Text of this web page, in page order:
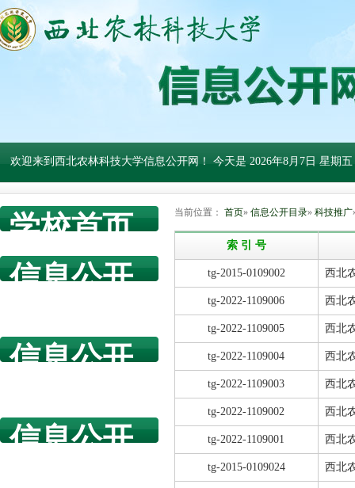
欢迎来到西北农林科技大学信息公开网！ 今天是 2026年8月7日 星期五
学校首页
信息公开
信息公开
信息公开
当前位置： 首页» 信息公开目录» 科技推广
索 引 号
tg-2015-0109002 西北
tg-2022-1109006 西北
tg-2022-1109005 西北
tg-2022-1109004 西北
tg-2022-1109003 西北
tg-2022-1109002 西北
tg-2022-1109001 西北
tg-2015-0109024 西北